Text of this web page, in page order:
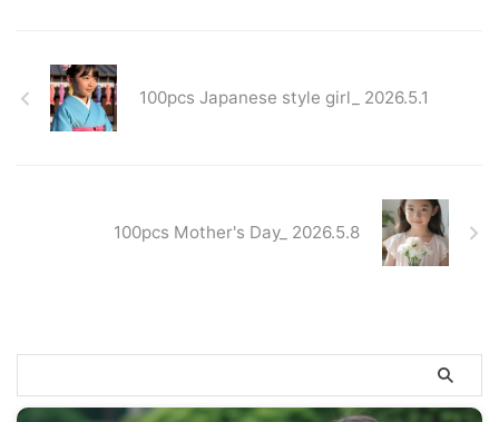
100pcs Japanese style girl_ 2026.5.1
100pcs Mother's Day_ 2026.5.8